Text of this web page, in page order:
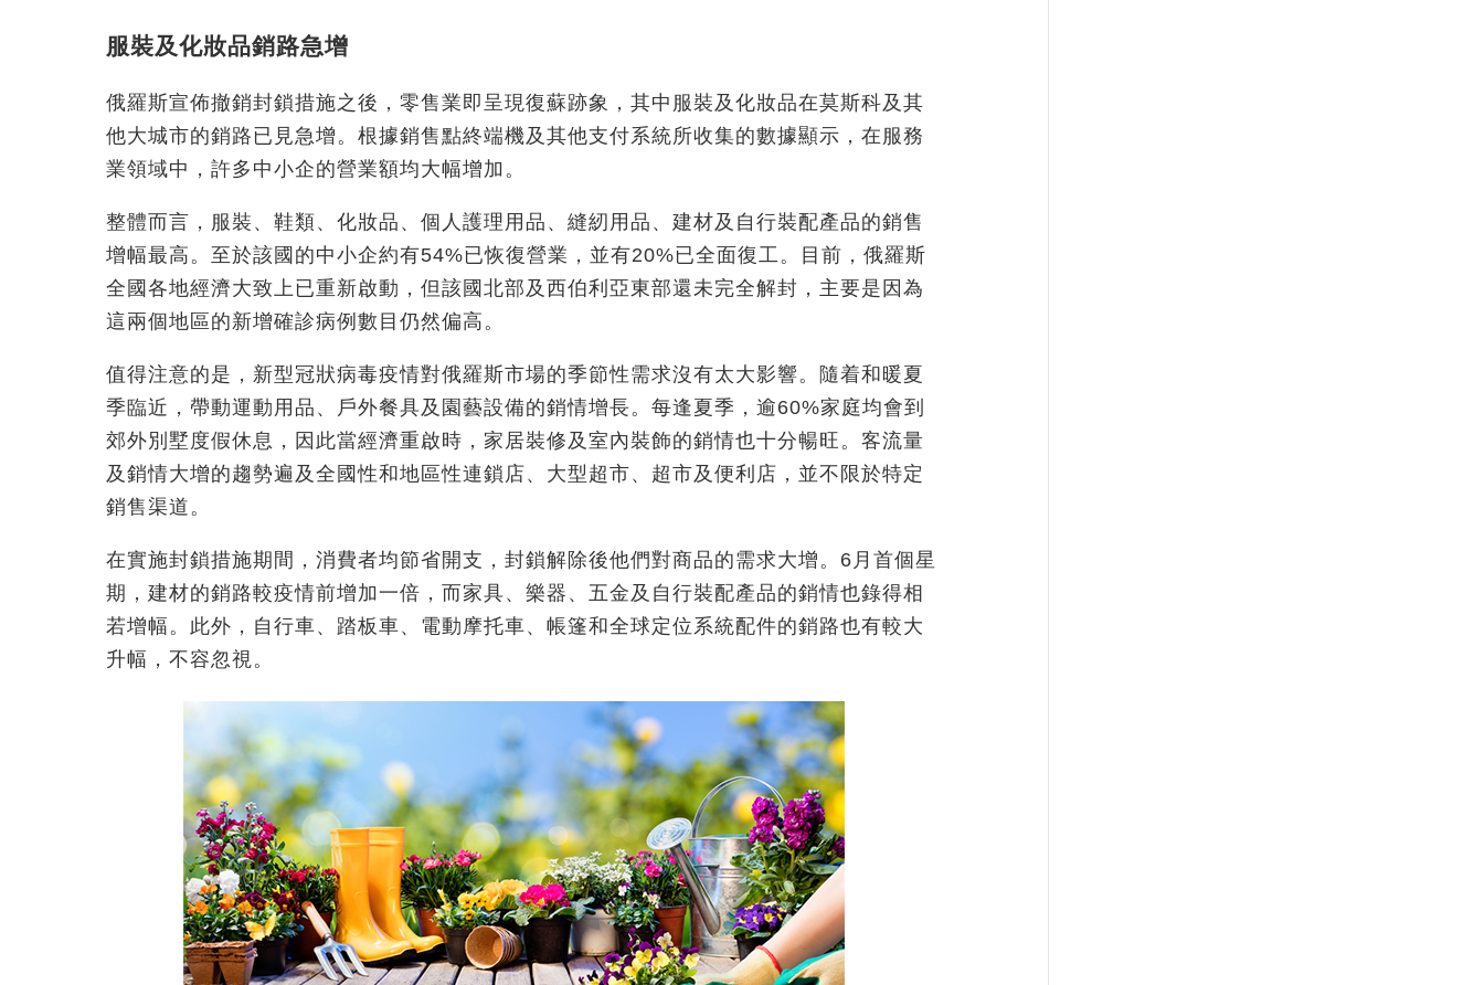
服裝及化妝品銷路急增
俄羅斯宣佈撤銷封鎖措施之後，零售業即呈現復蘇跡象，其中服裝及化妝品在莫斯科及其
他大城市的銷路已見急增。根據銷售點終端機及其他支付系統所收集的數據顯示，在服務
業領域中，許多中小企的營業額均大幅增加。
整體而言，服裝、鞋類、化妝品、個人護理用品、縫紉用品、建材及自行裝配產品的銷售
增幅最高。至於該國的中小企約有54%已恢復營業，並有20%已全面復工。目前，俄羅斯
全國各地經濟大致上已重新啟動，但該國北部及西伯利亞東部還未完全解封，主要是因為
這兩個地區的新增確診病例數目仍然偏高。
值得注意的是，新型冠狀病毒疫情對俄羅斯市場的季節性需求沒有太大影響。隨着和暖夏
季臨近，帶動運動用品、戶外餐具及園藝設備的銷情增長。每逢夏季，逾60%家庭均會到
郊外別墅度假休息，因此當經濟重啟時，家居裝修及室內裝飾的銷情也十分暢旺。客流量
及銷情大增的趨勢遍及全國性和地區性連鎖店、大型超市、超市及便利店，並不限於特定
銷售渠道。
在實施封鎖措施期間，消費者均節省開支，封鎖解除後他們對商品的需求大增。6月首個星
期，建材的銷路較疫情前增加一倍，而家具、樂器、五金及自行裝配產品的銷情也錄得相
若增幅。此外，自行車、踏板車、電動摩托車、帳篷和全球定位系統配件的銷路也有較大
升幅，不容忽視。